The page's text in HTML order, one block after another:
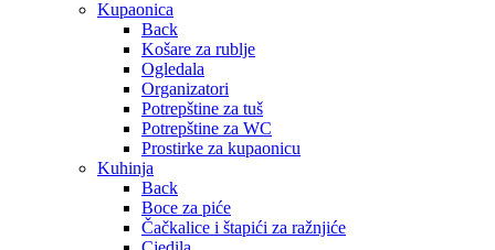
Kupaonica
Back
Košare za rublje
Ogledala
Organizatori
Potrepštine za tuš
Potrepštine za WC
Prostirke za kupaonicu
Kuhinja
Back
Boce za piće
Čačkalice i štapići za ražnjiće